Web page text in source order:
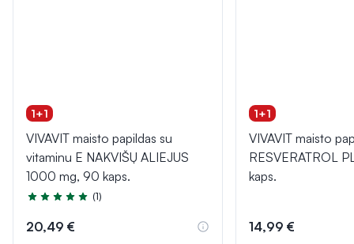
1+1
VIVAVIT maisto papildas su
vitaminu E NAKVIŠŲ ALIEJUS
1000 mg, 90 kaps.
Įvertinimas 5.0 iš 5
(1)
20,49 €
1+1
VIVAVIT maisto
RESVERATROL
kaps.
14,99 €